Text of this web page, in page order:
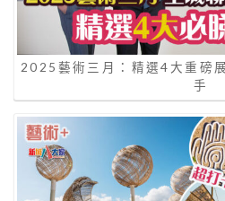
2025藝術三月：精選4大重磅
手